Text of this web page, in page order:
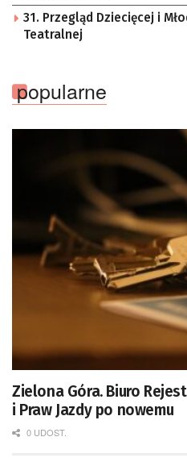
31. Przegląd Dziecięcej i
Teatralnej
popularne
Zielona Góra. Biuro
i Praw Jazdy po nowemu
0 UDOST.